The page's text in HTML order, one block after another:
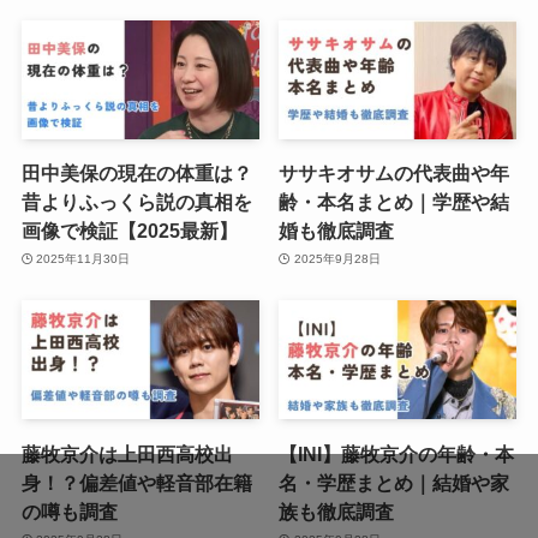
田中美保の現在の体重は？
昔よりふっくら説の真相を
画像で検証【2025最新】
2025年11月30日
ササキオサムの代表曲や年
齢・本名まとめ｜学歴や結
婚も徹底調査
2025年9月28日
藤牧京介は上田西高校出
身！？偏差値や軽音部在籍
の噂も調査
【INI】藤牧京介の年齢・本
名・学歴まとめ｜結婚や家
族も徹底調査